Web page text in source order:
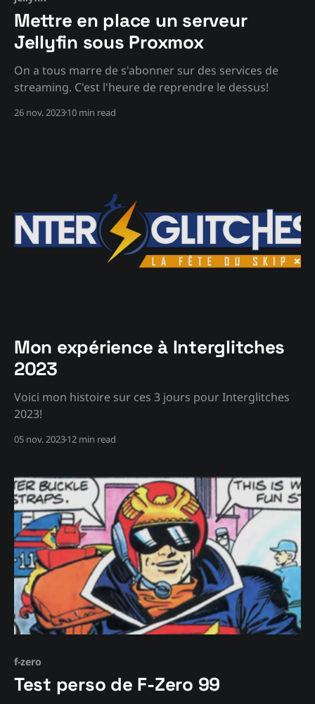
Mettre en place un serveur
Jellyfin sous Proxmox
On a tous marre de s'abonner sur des services de
streaming. C'est l'heure de reprendre le dessus!
26 nov. 202310 min read
Mon expérience à Interglitches
2023
Voici mon histoire sur ces 3 jours pour Interglitches
2023!
05 nov. 202312 min read
f-zero
Test perso de F-Zero 99